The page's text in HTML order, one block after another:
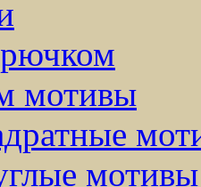
мотивы
мотивы